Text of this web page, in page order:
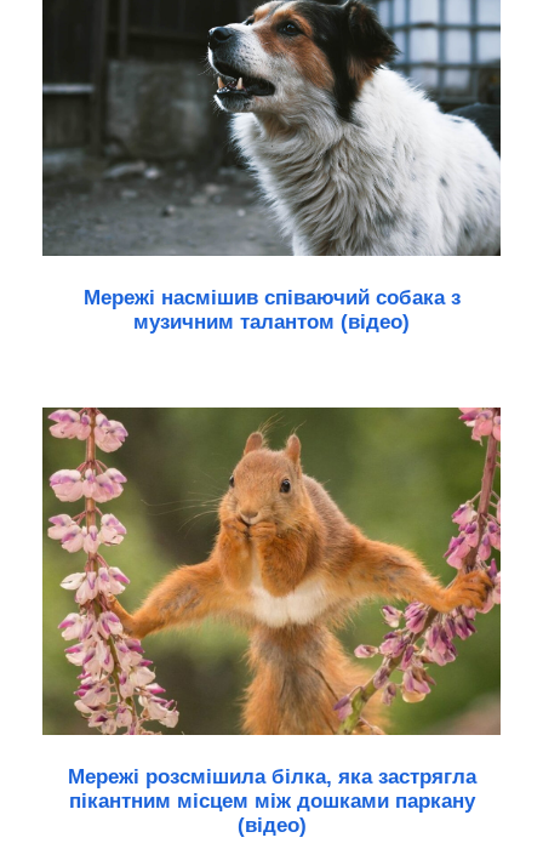
Мережі насмішив співаючий собака з
музичним талантом (відео)
Мережі розсмішила білка, яка застрягла
пікантним місцем між дошками паркану
(відео)